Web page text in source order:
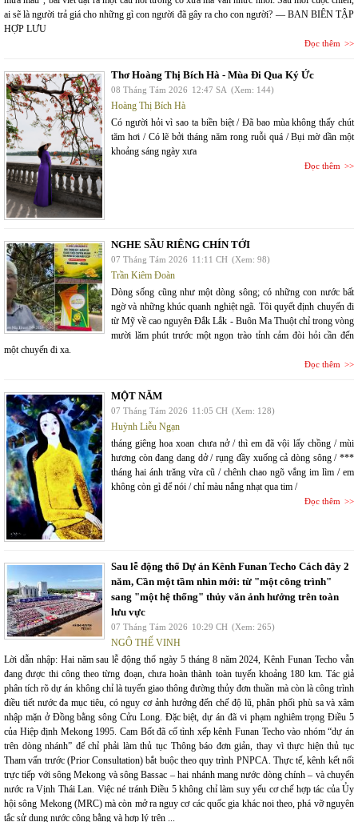
ai sẽ là người trả giá cho những gì con người đã gây ra cho con người? — BAN BIÊN TẬP
HỢP LƯU
Đọc thêm
Thơ Hoàng Thị Bích Hà - Mùa Đi Qua Ký Ức
08 Tháng Tám 2026 12:47 SA (Xem: 144)
Hoàng Thị Bích Hà
Có người hỏi vì sao ta biền biệt / Đã bao mùa không thấy chút
tăm hơi / Có lẽ bởi tháng năm rong ruỗi quá / Bụi mờ dần một
khoảng sáng ngày xưa
Đọc thêm
NGHE SẦU RIÊNG CHÍN TỚI
07 Tháng Tám 2026 11:11 CH (Xem: 98)
Trần Kiêm Đoàn
Dòng sống cũng như một dòng sông; có những con nước bất
ngờ và những khúc quanh nghiệt ngã. Tôi quyết định chuyến đi
từ Mỹ về cao nguyên Đắk Lắk - Buôn Ma Thuột chỉ trong vòng
mười lăm phút trước một ngọn trào tỉnh cảm đòi hỏi cần đến
một chuyến đi xa.
Đọc thêm
MỘT NĂM
07 Tháng Tám 2026 11:05 CH (Xem: 128)
Huỳnh Liễu Ngạn
tháng giêng hoa xoan chưa nở / thì em đã vội lấy chồng / mùi
hương còn đang dang dở / rụng đầy xuống cả dòng sông / ***
tháng hai ánh trăng vừa cũ / chênh chao ngõ vắng im lìm / em
không còn gì để nói / chỉ màu nắng nhạt qua tim /
Đọc thêm
Sau lễ động thổ Dự án Kênh Funan Techo Cách đây 2
năm, Cần một tầm nhìn mới: từ "một công trình"
sang "một hệ thống" thủy văn ảnh hưởng trên toàn
lưu vực
07 Tháng Tám 2026 10:29 CH (Xem: 265)
NGÔ THẾ VINH
Lời dẫn nhập: Hai năm sau lễ động thổ ngày 5 tháng 8 năm 2024, Kênh Funan Techo vẫn
đang được thi công theo từng đoạn, chưa hoàn thành toàn tuyến khoảng 180 km. Tác giả
phân tích rõ dự án không chỉ là tuyến giao thông đường thủy đơn thuần mà còn là công trình
điều tiết nước đa mục tiêu, có nguy cơ ảnh hưởng đến chế độ lũ, phân phối phù sa và xâm
nhập mặn ở Đồng bằng sông Cửu Long. Đặc biệt, dự án đã vi phạm nghiêm trọng Điều 5
của Hiệp định Mekong 1995. Cam Bốt đã cố tình xếp kênh Funan Techo vào nhóm “dự án
trên dòng nhánh” để chỉ phải làm thủ tục Thông báo đơn giản, thay vì thực hiện thủ tục
Tham vấn trước (Prior Consultation) bắt buộc theo quy trình PNPCA. Thực tế, kênh kết nối
trực tiếp với sông Mekong và sông Bassac – hai nhánh mang nước dòng chính – và chuyển
nước ra Vịnh Thái Lan. Việc né tránh Điều 5 không chỉ làm suy yếu cơ chế hợp tác của Ủy
hội sông Mekong (MRC) mà còn mở ra nguy cơ các quốc gia khác noi theo, phá vỡ nguyên
tắc sử dụng nước công bằng và hợp lý trên ...